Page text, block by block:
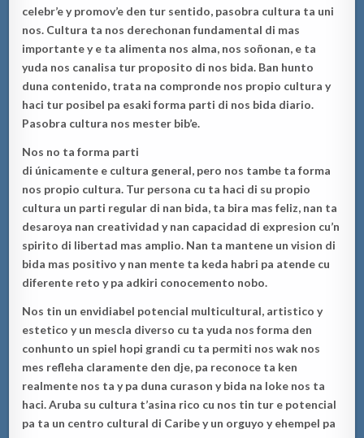
celebr’e y promov’e den tur sentido, pasobra cultura ta uni
nos. Cultura ta nos derechonan fundamental di mas
importante y e ta alimenta nos alma, nos soñonan, e ta
yuda nos canalisa tur proposito di nos bida. Ban hunto
duna contenido, trata na compronde nos propio cultura y
haci tur posibel pa esaki forma parti di nos bida diario.
Pasobra cultura nos mester bib’e.
Nos no ta forma parti
di únicamente e cultura general, pero nos tambe ta forma
nos propio cultura. Tur persona cu ta haci di su propio
cultura un parti regular di nan bida, ta bira mas feliz, nan ta
desaroya nan creatividad y nan capacidad di expresion cu’n
spirito di libertad mas amplio. Nan ta mantene un vision di
bida mas positivo y nan mente ta keda habri pa atende cu
diferente reto y pa adkiri conocemento nobo.
Nos tin un envidiabel potencial multicultural, artistico y
estetico y un mescla diverso cu ta yuda nos forma den
conhunto un spiel hopi grandi cu ta permiti nos wak nos
mes refleha claramente den dje, pa reconoce ta ken
realmente nos ta y pa duna curason y bida na loke nos ta
haci.Aruba su cultura t’asina rico cu nos tin tur e potencial
pa ta un centro cultural di Caribe y un orguyo y ehempel pa